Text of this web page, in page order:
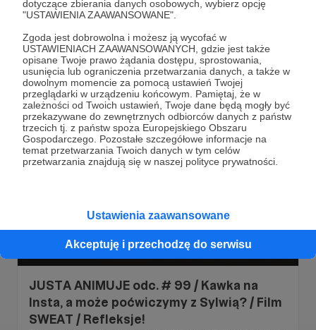
dotyczące zbierania danych osobowych, wybierz opcję
"USTAWIENIA ZAAWANSOWANE".
Zgoda jest dobrowolna i możesz ją wycofać w
USTAWIENIACH ZAAWANSOWANYCH, gdzie jest także
opisane Twoje prawo żądania dostępu, sprostowania,
usunięcia lub ograniczenia przetwarzania danych, a także w
dowolnym momencie za pomocą ustawień Twojej
przeglądarki w urządzeniu końcowym. Pamiętaj, że w
zależności od Twoich ustawień, Twoje dane będą mogły być
przekazywane do zewnętrznych odbiorców danych z państw
trzecich tj. z państw spoza Europejskiego Obszaru
Gospodarczego. Pozostałe szczegółowe informacje na
temat przetwarzania Twoich danych w tym celów
przetwarzania znajdują się w naszej polityce prywatności.
Ustawienia zaawansowane
Akceptuję i przechodzę do serwisu
Po emisji tego odcinka, nie będzie, już tak jak dawniej, to
znaczy... od tej pory mamy 3 cyfry w tytule! W tym filmie -
krytyków filmowych, a nawet spotkanie z książką.
Zaczniemy od ballady, a skończymy na mocnych,
metalowych brzmieniach...
filmujemy Płock audiodeskrypcja +3
Brak komentarzy
JUSTA ANIMUJE odc. # 99 / Kawka na
Insta, a może poćwiczymy z Sylwią? / Film
SWEAT / Refleksje!